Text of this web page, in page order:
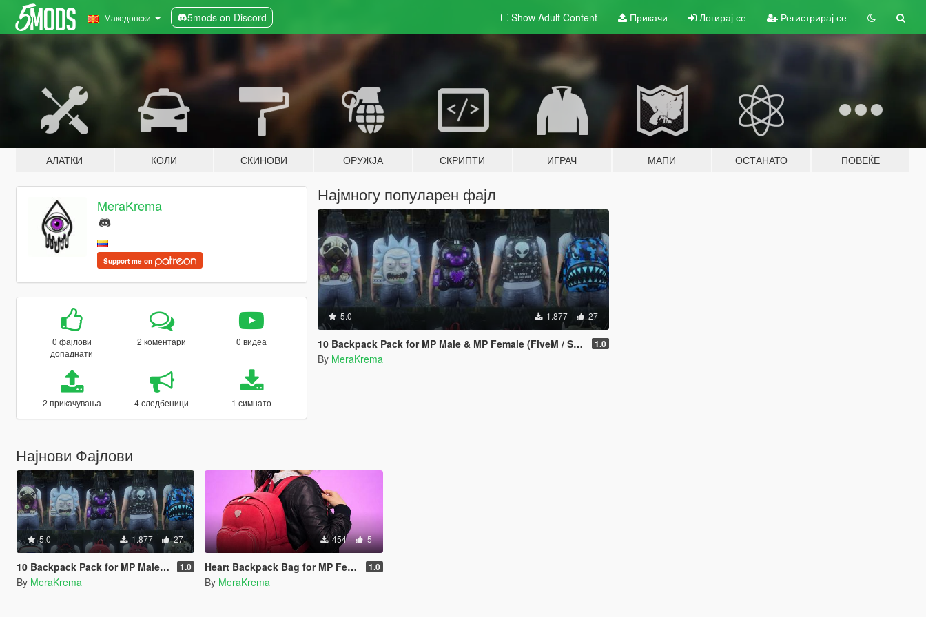
Македонски 5mods on Discord Show Adult Content Прикачи Логирај се Регистрирај се
АЛАТКИ КОЛИ СКИНОВИ ОРУЖЈА СКРИПТИ ИГРАЧ МАПИ ОСТАНАТО ПОВЕЌЕ
MeraKrema
Support me on
0 фајлови
допаднати
2 коментари 0 видеа
2 прикачувања 4 следбеници 1 симнато
Најмногу популарен фајл
5.0 1.877 27
10 Backpack Pack for MP Male & MP Female (FiveM / Singleplayer) 1.0
By MeraKrema
Најнови Фајлови
5.0 1.877 27
10 Backpack Pack for MP Male & MP Female (FiveM / Singleplayer) 1.0
By MeraKrema
454 5
Heart Backpack Bag for MP Female 1.0
By MeraKrema